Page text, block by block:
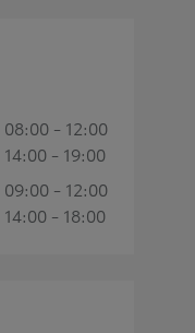
08:00 - 12:00
14:00 - 19:00
09:00 - 12:00
14:00 - 18:00